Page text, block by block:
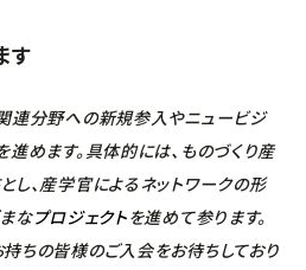
す
連分野への新規参入やニュービジ
めます。具体的には、ものづくり産
、産学官によるネットワークの形
なプロジェクトを進めて参ります。
ちの皆様のご入会をお待ちしており